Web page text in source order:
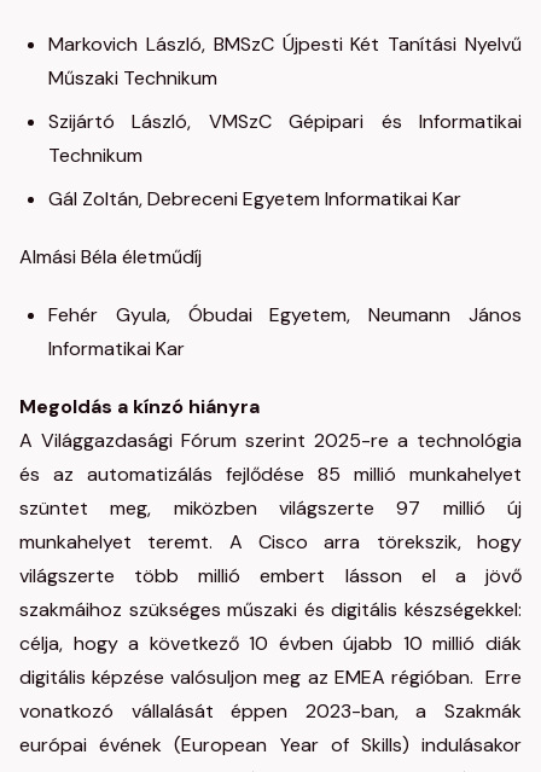
Markovich László, BMSzC Újpesti Két Tanítási Nyelvű
Műszaki Technikum
Szijártó László, VMSzC Gépipari és Informatikai
Technikum
Gál Zoltán, Debreceni Egyetem Informatikai Kar
Almási Béla életműdíj
Fehér Gyula, Óbudai Egyetem, Neumann János
Informatikai Kar
Megoldás a kínzó hiányra
A Világgazdasági Fórum szerint 2025-re a technológia
és az automatizálás fejlődése 85 millió munkahelyet
szüntet meg, miközben világszerte 97 millió új
munkahelyet teremt. A Cisco arra törekszik, hogy
világszerte több millió embert lásson el a jövő
szakmáihoz szükséges műszaki és digitális készségekkel:
célja, hogy a következő 10 évben újabb 10 millió diák
digitális képzése valósuljon meg az EMEA régióban. Erre
vonatkozó vállalását éppen 2023-ban, a Szakmák
európai évének (European Year of Skills) indulásakor